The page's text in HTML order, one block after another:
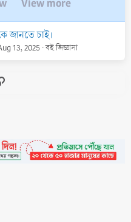
View more
জানতে চাই।
13, 2025 বই জিজ্ঞাসা
Link